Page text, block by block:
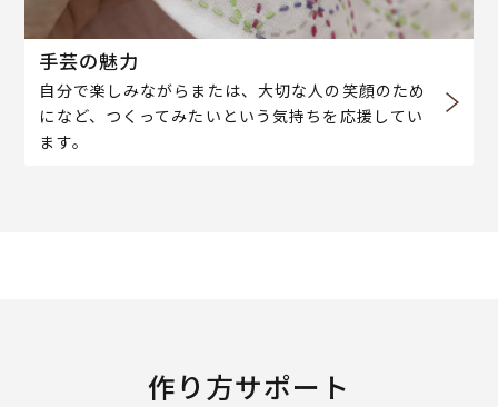
手芸の魅力
自分で楽しみながらまたは、大切な人の笑顔のため
になど、つくってみたいという気持ちを応援してい
ます。
作り方サポート